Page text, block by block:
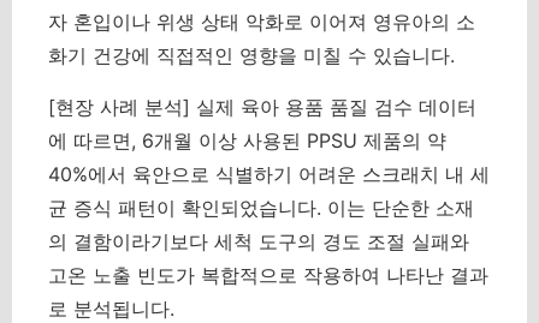
자 혼입이나 위생 상태 악화로 이어져 영유아의 소
화기 건강에 직접적인 영향을 미칠 수 있습니다.
[현장 사례 분석] 실제 육아 용품 품질 검수 데이터
에 따르면, 6개월 이상 사용된 PPSU 제품의 약
40%에서 육안으로 식별하기 어려운 스크래치 내 세
균 증식 패턴이 확인되었습니다. 이는 단순한 소재
의 결함이라기보다 세척 도구의 경도 조절 실패와
고온 노출 빈도가 복합적으로 작용하여 나타난 결과
로 분석됩니다.